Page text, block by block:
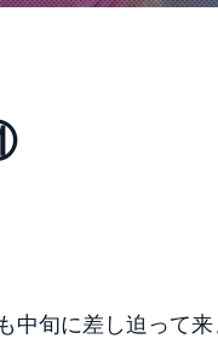
中旬に差し迫って